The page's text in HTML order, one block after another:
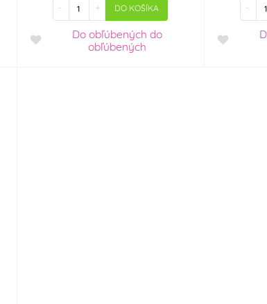
- + DO KOŠÍKA
Do obľúbenýchdo
obľúbených
-